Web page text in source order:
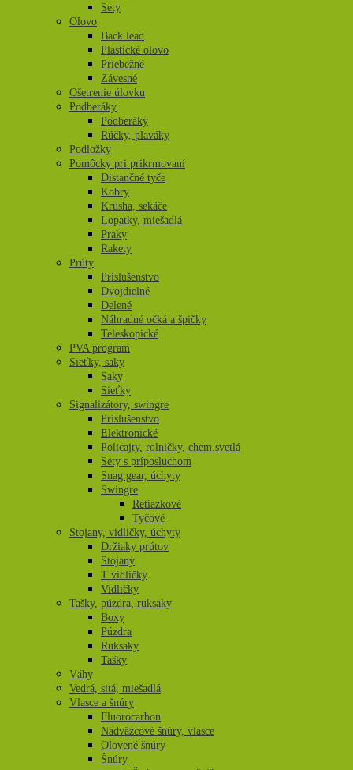
Sety
Olovo
Back lead
Plastické olovo
Priebežné
Závesné
Ošetrenie úlovku
Podberáky
Podberáky
Rúčky, plaváky
Podložky
Pomôcky pri prikrmovaní
Distančné tyče
Kobry
Krusha, sekáče
Lopatky, miešadlá
Praky
Rakety
Prúty
Príslušenstvo
Dvojdielné
Delené
Náhradné očká a špičky
Teleskopické
PVA program
Sieťky, saky
Saky
Sieťky
Signalizátory, swingre
Príslušenstvo
Elektronické
Policajty, rolničky, chem.svetlá
Sety s príposluchom
Snag gear, úchyty
Swingre
Retiazkové
Tyčové
Stojany, vidličky, úchyty
Držiaky prútov
Stojany
T vidličky
Vidličky
Tašky, púzdra, ruksaky
Boxy
Púzdra
Ruksaky
Tašky
Váhy
Vedrá, sitá, miešadlá
Vlasce a šnúry
Fluorocarbon
Nadväzcové šnúry, vlasce
Olovené šnúry
Šnúry